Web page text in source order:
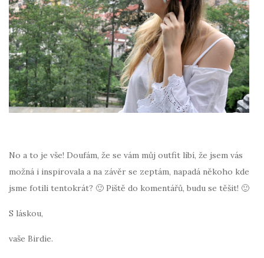
No a to je vše! Doufám, že se vám můj outfit líbí, že jsem vás
možná i inspirovala a na závěr se zeptám, napadá někoho kde
jsme fotili tentokrát? 🙂 Piště do komentářů, budu se těšit! 🙂
S láskou,
vaše Birdie.